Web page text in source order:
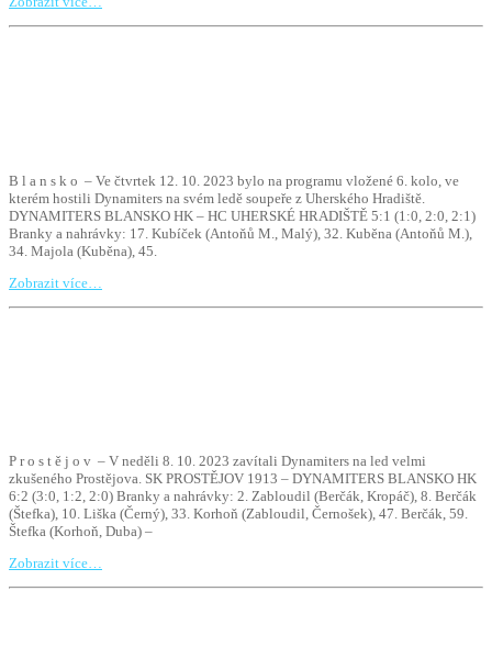
B l a n s k o – Ve čtvrtek 12. 10. 2023 bylo na programu vložené 6. kolo, ve
kterém hostili Dynamiters na svém ledě soupeře z Uherského Hradiště.
DYNAMITERS BLANSKO HK – HC UHERSKÉ HRADIŠTĚ 5:1 (1:0, 2:0, 2:1)
Branky a nahrávky: 17. Kubíček (Antoňů M., Malý), 32. Kuběna (Antoňů M.),
34. Majola (Kuběna), 45.
Zobrazit více…
P r o s t ě j o v – V neděli 8. 10. 2023 zavítali Dynamiters na led velmi
zkušeného Prostějova. SK PROSTĚJOV 1913 – DYNAMITERS BLANSKO HK
6:2 (3:0, 1:2, 2:0) Branky a nahrávky: 2. Zabloudil (Berčák, Kropáč), 8. Berčák
(Štefka), 10. Liška (Černý), 33. Korhoň (Zabloudil, Černošek), 47. Berčák, 59.
Štefka (Korhoň, Duba) –
Zobrazit více…